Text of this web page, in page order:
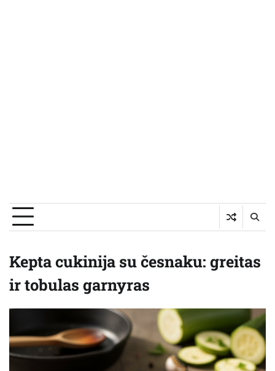
Kepta cukinija su česnaku: greitas
ir tobulas garnyras